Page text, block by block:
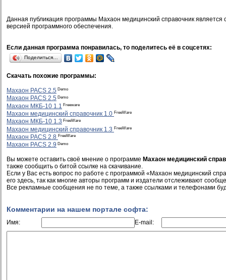
Данная публикация программы Махаон медицинский справочник является
версией программного обеспечения.
Если данная программа понравилась, то поделитесь её в соцсетях:
Поделиться…
Скачать похожие программы:
Махаон PACS 2.5 Demo
Махаон PACS 2.5 Demo
Махаон МКБ-10 1.1 Freeware
Махаон медицинский справочник 1.0 FreeWare
Махаон МКБ-10 1.3 FreeWare
Махаон медицинский справочник 1.3 FreeWare
Махаон PACS 2.8 FreeWare
Махаон PACS 2.9 Demo
Вы можете оставить своё мнение о программе Махаон медицинский
также сообщить о битой ссылке на скачивание.
Если у Вас есть вопрос по работе с программой «Махаон медицинский
его здесь, так как многие авторы программ и издатели отслеживают
Все рекламные сообщения не по теме, а также ссылками и телефонами
Комментарии на нашем портале софта:
Имя: E-mail: